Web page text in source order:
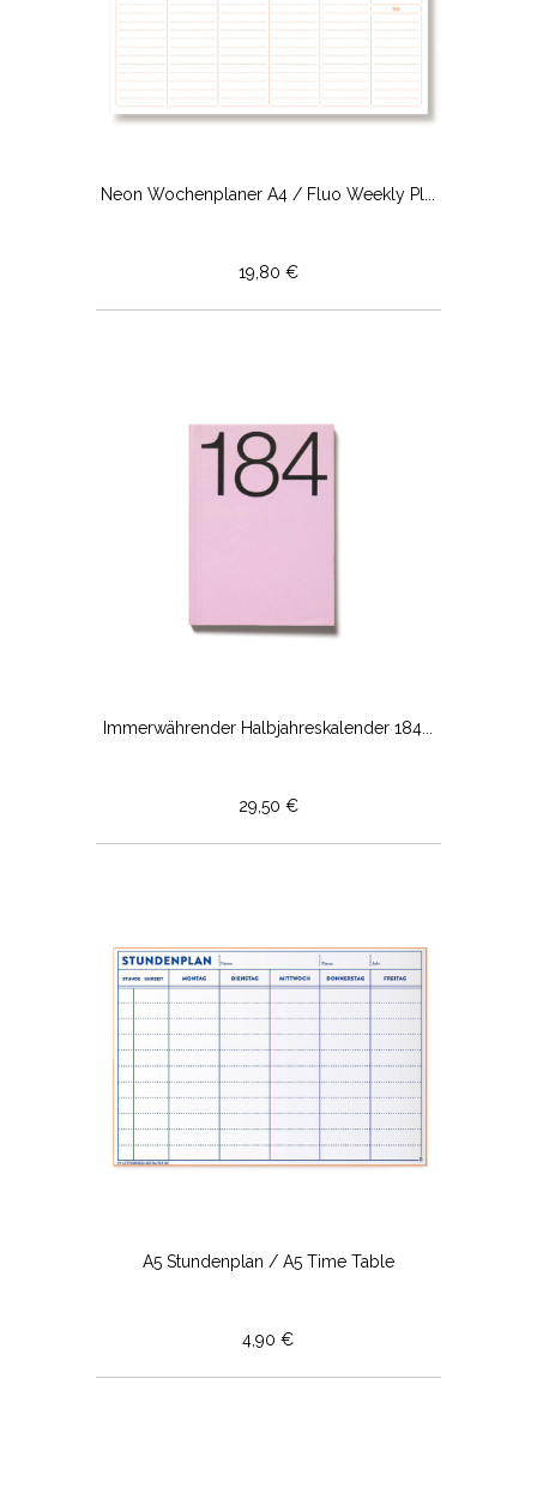
Neon Wochenplaner A4 / Fluo Weekly Pl...
19,80 €
Immerwährender Halbjahreskalender 184...
29,50 €
A5 Stundenplan / A5 Time Table
4,90 €